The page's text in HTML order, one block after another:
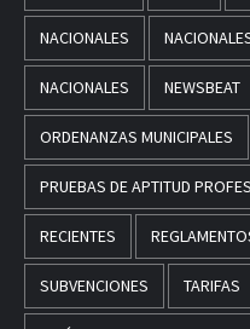
NACIONALES
NACIONALES NEWSBEAT
ORDENANZAS MUNICIPALES
PRUEBAS DE APTITUD
RECIENTES
SUBVENCIONES TARIFAS